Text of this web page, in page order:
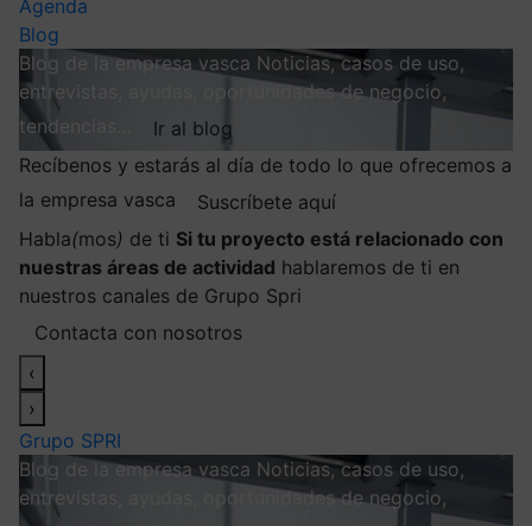
Agenda
Blog
Blog de la empresa vasca Noticias, casos de uso,
entrevistas, ayudas, oportunidades de negocio,
tendencias…
Ir al blog
Recíbenos y estarás al día de todo lo que ofrecemos a
la empresa vasca
Suscríbete aquí
Habla(mos) de ti Si tu proyecto está relacionado con
nuestras áreas de actividad hablaremos de ti en
nuestros canales de Grupo Spri
Contacta con nosotros
‹
›
Grupo SPRI
Blog de la empresa vasca Noticias, casos de uso,
entrevistas, ayudas, oportunidades de negocio,